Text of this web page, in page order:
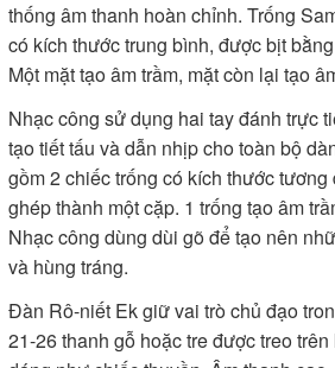
thống âm thanh hoàn chỉnh. Trống
có kích thước trung bình, được bịt
Một mặt tạo âm trầm, mặt còn lại tạo
Nhạc công sử dụng hai tay đánh trực
tạo tiết tấu và dẫn nhịp cho toàn bộ
gồm 2 chiếc trống có kích thước
ghép thành một cặp. 1 trống tạo âm
Nhạc công dùng dùi gõ để tạo nên
và hùng tráng.
Đàn Rô-niết Ek giữ vai trò chủ đạo
21-26 thanh gỗ hoặc tre được treo